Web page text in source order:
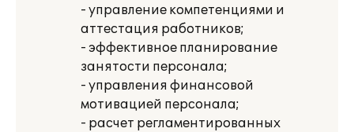
- управление компетенциями и
аттестация работников;
- эффективное планирование
занятости персонала;
- управления финансовой
мотивацией персонала;
- расчет регламентированных